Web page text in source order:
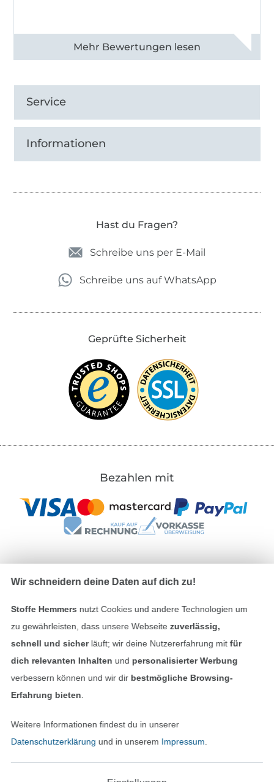
Alle 82990 Bewertungen ansehen
Service
Informationen
Hast du Fragen?
Schreibe uns per E-Mail
Schreibe uns auf WhatsApp
Geprüfte Sicherheit
Bezahlen mit
Unsere Versandpartner
AGB
In den deutschen Shop wechseln (aktuell
Wir schneidern deine Daten auf dich zu!
Stoffe Hemmers nutzt Cookies und andere Technologien um
zu gewährleisten, dass unsere Webseite zuverlässig,
schnell und sicherläuft; wir deine Nutzererfahrung mitfür
dich relevanten Inhalten und personalisierter Werbung
verbessern können und wir dir bestmögliche Browsing-
Erfahrung bieten
Weitere Informationen findest du in unserer
Datenschutzerklärung und in unserem Impressum